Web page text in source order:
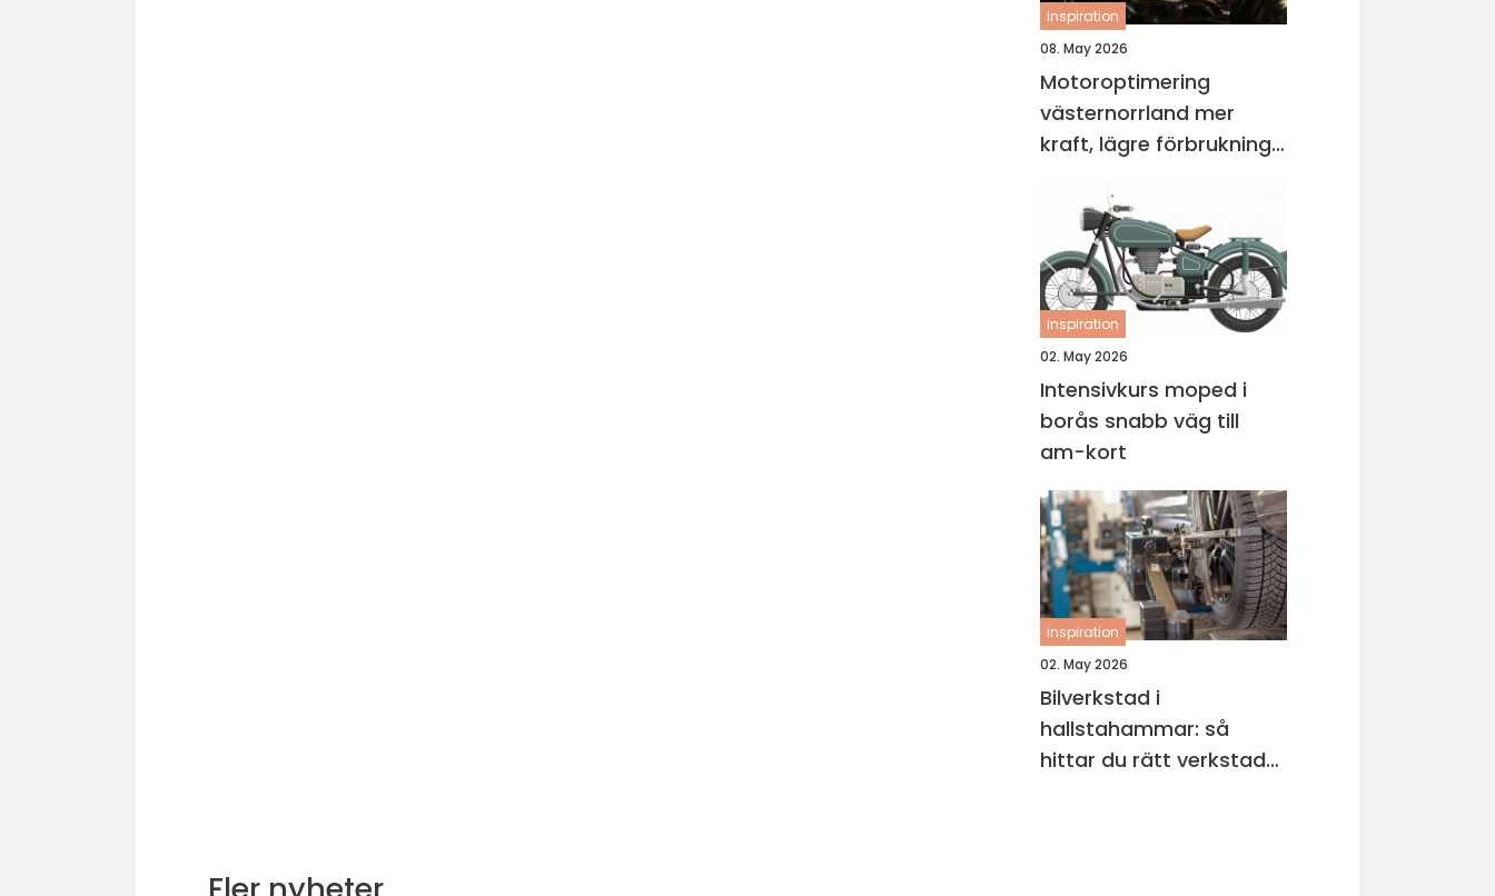
inspiration
08. May 2026
Motoroptimering
västernorrland mer
kraft, lägre förbrukning
inspiration
02. May 2026
Intensivkurs moped i
borås snabb väg till
am-kort
inspiration
02. May 2026
Bilverkstad i
hallstahammar: så
hittar du rätt verkstad